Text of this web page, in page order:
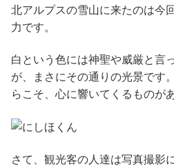
北アルプスの雪山に来たのは今
力です。
白という色には神聖や威厳と言
が、まさにその通りの光景です
らこそ、心に響いてくるものが
さて、観光客の人達は写真撮影